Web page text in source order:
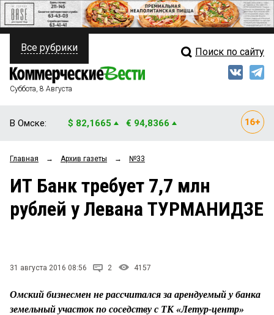
ПОЛИТИКА
ФИНАНСЫ
ОБЩЕСТВО
ЗАКОН
НОВОСТИ КОМПАНИЙ
СТИЛЬ ЖИЗНИ
Свежий выпуск
Рейтинги
Блоги
Все рубрики Поиск по сайту
Суббота, 8 Августа
В Омске: $ 82,1665 € 94,8366
Главная → Архив газеты → №33
ИТ Банк требует 7,7 млн
рублей у Левана ТУРМАНИДЗЕ
31 августа 2016 08:56 2 4157
Омский бизнесмен не рассчитался за арендуемый у банка
земельный участок по соседству с ТК «Летур-центр»